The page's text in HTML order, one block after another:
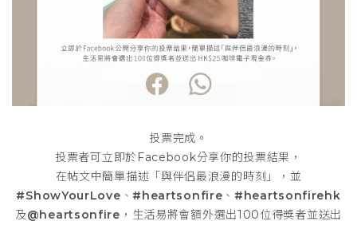
投票完成。
投票者可立即於Facebook分享你的投票結果，
在帖文中簡單描述「與伴侶最浪漫的時刻」，並
#ShowYourLove 、 #heartsonfire 、 #heartsonfirehk
及@heartsonfire ，生活易將會額外選出100位得獎者並送出